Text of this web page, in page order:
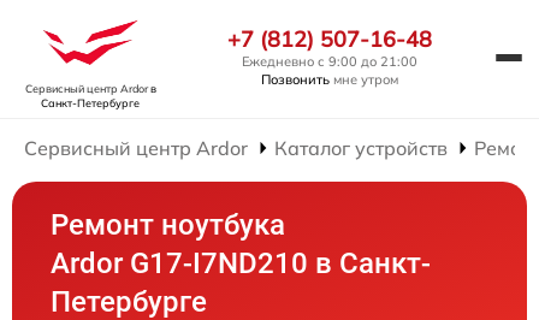
Сервисный центр Ardorв
Санкт-Петербурге
+7 (812) 507-16-48
Ежедневно с 9:00 до 21:00
Позвонить мне утром
Сервисный центр Ardor Каталог устройств
Ремонт ноутбука
Ardor G17-I7ND210 в Санкт-
Петербурге